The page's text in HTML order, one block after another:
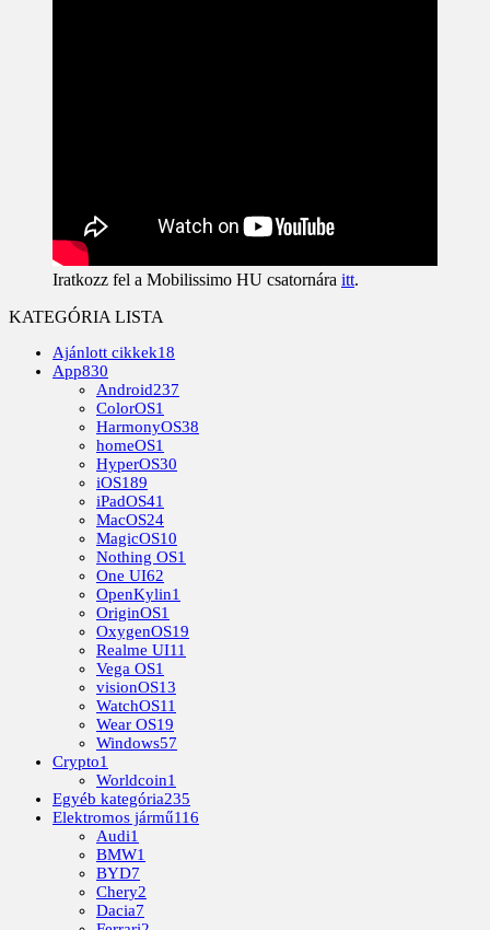
Iratkozz fel a Mobilissimo HU csatornára itt.
KATEGÓRIA LISTA
Ajánlott cikkek18
App830
Android237
ColorOS1
HarmonyOS38
homeOS1
HyperOS30
iOS189
iPadOS41
MacOS24
MagicOS10
Nothing OS1
One UI62
OpenKylin1
OriginOS1
OxygenOS19
Realme UI11
Vega OS1
visionOS13
WatchOS11
Wear OS19
Windows57
Crypto1
Worldcoin1
Egyéb kategória235
Elektromos jármű116
Audi1
BMW1
BYD7
Chery2
Dacia7